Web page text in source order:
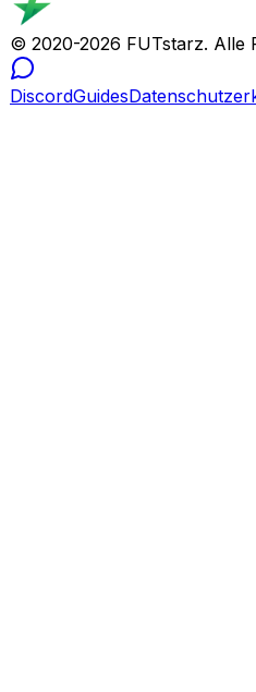
© 2020-2026 FUTstarz. Alle
DiscordGuides